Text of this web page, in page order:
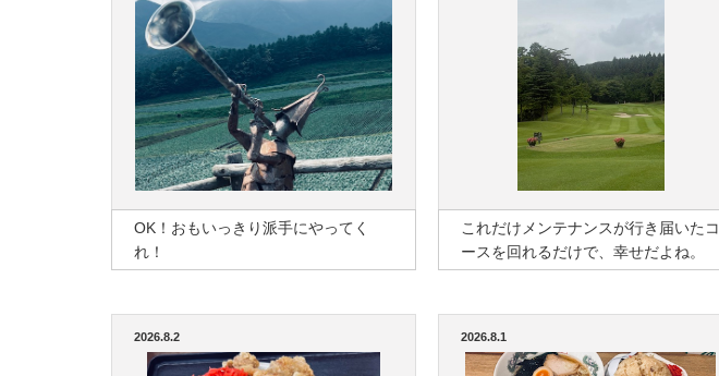
OK！おもいっきり派手にやってく
れ！
これだけメンテナンスが行き届いたコ
ースを回れるだけで、幸せだよね。
2026.8.2 2026.8.1